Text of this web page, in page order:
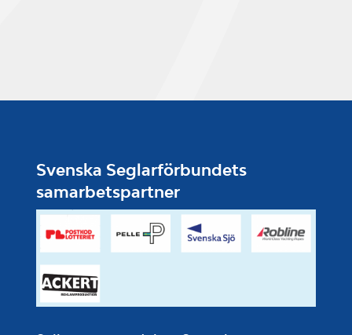
Svenska Seglarförbundets
samarbetspartner